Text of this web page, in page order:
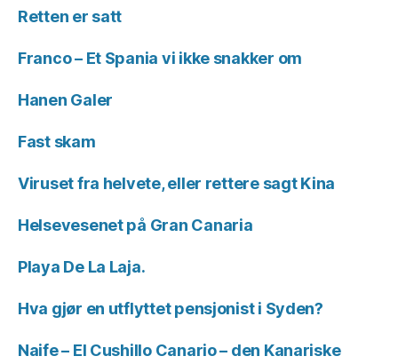
Retten er satt
Franco – Et Spania vi ikke snakker om
Hanen Galer
Fast skam
Viruset fra helvete, eller rettere sagt Kina
Helsevesenet på Gran Canaria
Playa De La Laja.
Hva gjør en utflyttet pensjonist i Syden?
Naife – El Cushillo Canario – den Kanariske